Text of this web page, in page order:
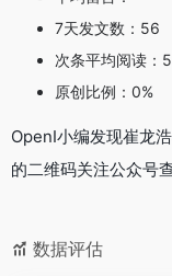
7天发文数：56
次条平均阅读：
原创比例：0%
OpenI小编发现崔龙
的二维码关注公众号
数据评估